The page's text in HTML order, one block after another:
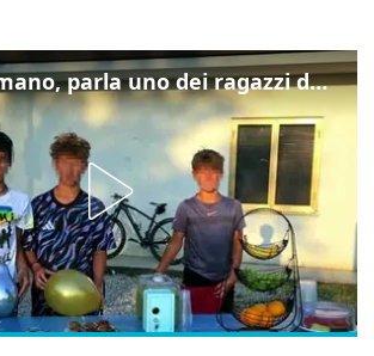
Caso Pradamano, parla uno dei ragazzi denunciati per la limonata: "Volevo anche aiutare i miei"